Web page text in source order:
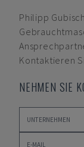
Philipp Gubisch
Kontaktieren
NEHMEN SIE